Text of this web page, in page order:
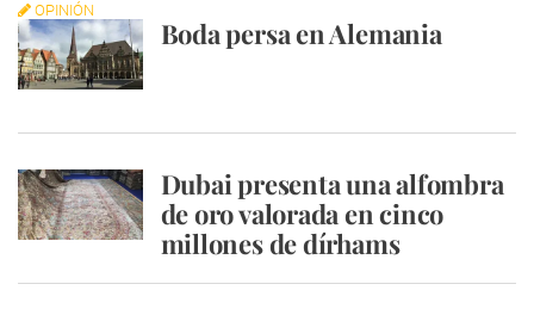
OPINIÓN
Boda persa en Alemania
Dubai presenta una alfombra
de oro valorada en cinco
millones de dírhams